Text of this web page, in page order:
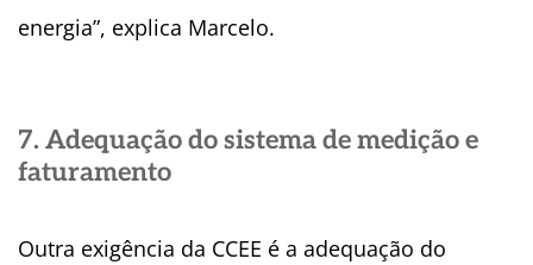
energia”, explica Marcelo.
7. Adequação do sistema de medição e
faturamento
Outra exigência da CCEE é a adequação do